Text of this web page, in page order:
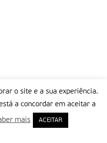
o site e a sua experiência.
a concordar em aceitar a
mais ACEITAR